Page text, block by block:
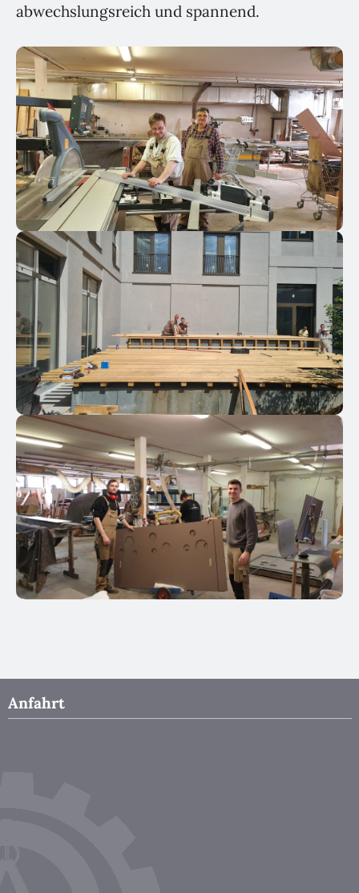
abwechslungsreich und spannend.
Anfahrt